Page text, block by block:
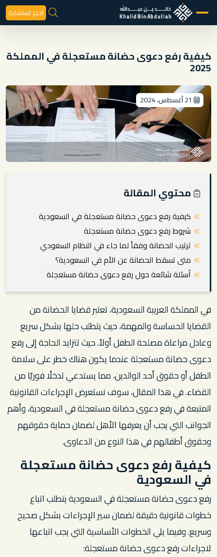
احجز استشارة
كيفية رفع دعوى حضانة مستعجلة في المملكة
2025
محتوي المقالة
كيفية رفع دعوى حضانة مستعجلة في السعودية
شروط رفع دعوى حضانة مستعجلة
ترتيب الحضانة وفقاً لما جاء في النظام السعودي
متى تسقط الحضانة عن الأم في السعودية؟
أسئلة شائعة حول رفع دعوى حضانة مستعجلة
في المملكة العربية السعودية، تعتبر قضايا الحضانة من
القضايا الحساسة والمهمة، حيث يتطلب حلها بشكل سريع
وعادل مراعاة مصلحة الطفل أولاً. حيث تتزايد الحاجة إلى رفع
دعوى حضانة مستعجلة عندما يكون هناك خطر على سلامة
الطفل أو حقوق أحد الوالدين، مما يستدعي تدخلًا فوريًا من
القضاء. في هذا المقال، سوف نستعرض الإجراءات القانونية
المتبعة في رفع دعوى حضانة مستعجلة في السعودية، وأهم
الجوانب التي يجب أن يعرفها الأهل لضمان حماية حقوقهم
وحقوق أطفالهم في هذا النوع من الدعاوى.
كيفية رفع دعوى حضانة مستعجلة
في السعودية
رفع دعوى حضانة مستعجلة في السعودية يتطلب اتباع
خطوات قانونية دقيقة لضمان سير الإجراءات بشكل صحيح
وسريع. وفيما يلي الخطوات الأساسية التي يجب اتباعها
لاجراءات رفع دعوى حضانة مستعجلة: